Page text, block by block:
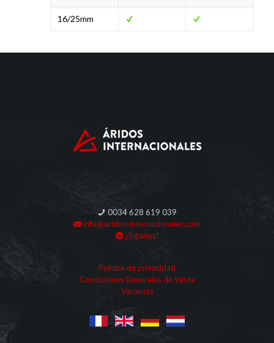
16/25mm
0034 628 619 039
info@aridos-internacionales.com
¡Síganos!
Política de privacidad
Condiciones Generales de Venta
Vacantes